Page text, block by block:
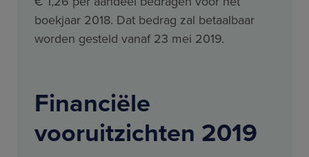
boekjaar 2018. Dat bedrag zal betaalbaar
worden gesteld vanaf 23 mei 2019.
Financiële
vooruitzichten 2019